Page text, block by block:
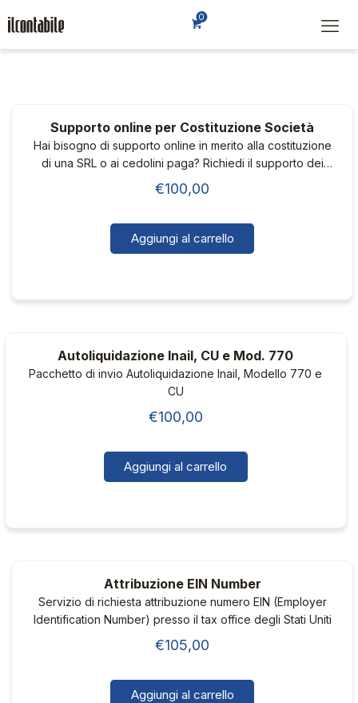
0
Supporto online per Costituzione Società
Hai bisogno di supporto online in merito alla costituzione
di una SRL o ai cedolini paga? Richiedi il supporto dei
nostri consulenti.
€100,00
Aggiungi al carrello
Autoliquidazione Inail, CU e Mod. 770
Pacchetto di invio Autoliquidazione Inail, Modello 770 e
CU
€100,00
Aggiungi al carrello
Attribuzione EIN Number
Servizio di richiesta attribuzione numero EIN (Employer
Identification Number) presso il tax office degli Stati Uniti
€105,00
Aggiungi al carrello